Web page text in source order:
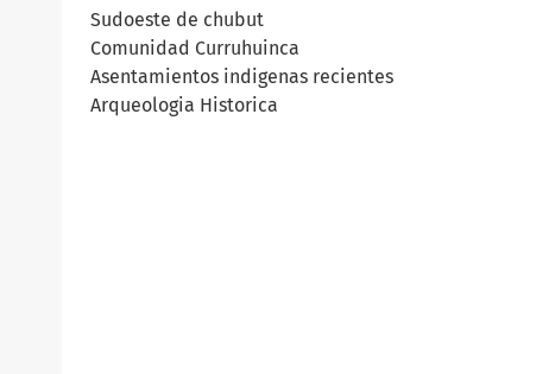
Sudoeste de chubut
Comunidad Curruhuinca
Asentamientos indigenas recientes
Arqueologia Historica